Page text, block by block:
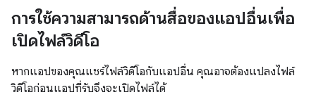
การใช้ความสามารถด้านสื่อของแอปอื่นเพื่อ
เปิดไฟล์วิดีโอ
หากแอปของคุณแชร์ไฟล์วิดีโอกับแอปอื่น คุณอาจต้องแปลงไฟล์
วิดีโอก่อนแอปที่รับจึงจะเปิดไฟล์ได้